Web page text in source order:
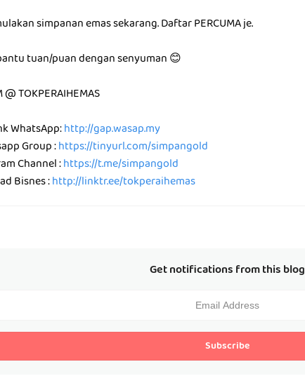
simpanan emas sekarang. Daftar PERCUMA je.
tuan/puan dengan senyuman 😊
@ TOKPERAIHEMAS
WhatsApp:http://gap.wasap.my
Group :https://tinyurl.com/simpangold
Channel :https://t.me/simpangold
Bisnes :http://linktr.ee/tokperaihemas
Get notifications from this blog
Subscribe